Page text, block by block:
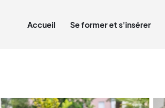
Accueil Se former et s'insérer